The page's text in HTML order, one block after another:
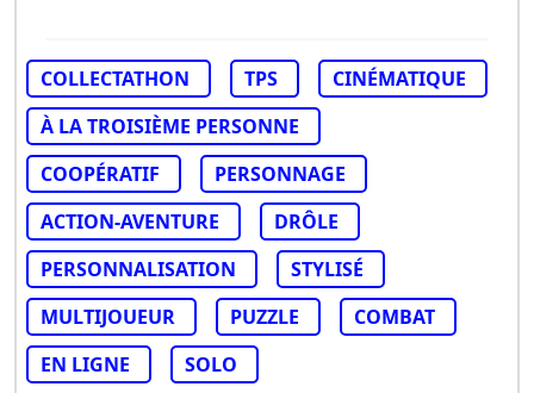
COLLECTATHON TPS
CINÉMATIQUE
À LA TROISIÈME PERSONNE
COOPÉRATIF
PERSONNAGE
ACTION-AVENTURE
DRÔLE
PERSONNALISATION
STYLISÉ
MULTIJOUEUR
PUZZLE
COMBAT
EN LIGNE
SOLO